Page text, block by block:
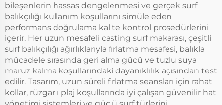
bileşenlerin hassas dengelenmesi ve gerçek surf
balıkçılığı kullanım koşullarını simüle eden
performans doğrulama kalite kontrol prosedürlerini
içerir. Her uzun mesafeli casting surf makarası, çeşitli
surf balıkçılığı ağırlıklarıyla fırlatma mesafesi, balıkla
mücadele sırasında geri alma gücü ve tuzlu suya
maruz kalma koşullarındaki dayanıklılık açısından test
edilir. Tasarım, uzun süreli fırlatma seansları için rahat
kollar, rüzgarlı plaj koşullarında iyi çalışan güvenilir hat
yönetimi sistemleri ve güçlü surf türlerini